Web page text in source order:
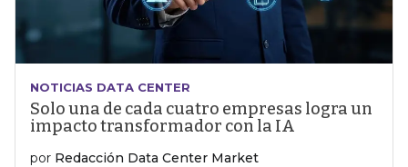
NOTICIAS DATA CENTER
Solo una de cada cuatro empresas logra un
impacto transformador con la IA
por Redacción Data Center Market